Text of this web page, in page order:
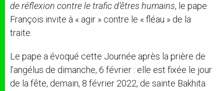
de réflexion contre le trafic d’êtres humains, le pape
François invite à « agir » contre le « fléau » de la
traite.
Le pape a évoqué cette Journée après la prière de
l’angélus de dimanche, 6 février : elle est fixée le jour
de la fête, demain, 8 février 2022, de sainte Bakhita